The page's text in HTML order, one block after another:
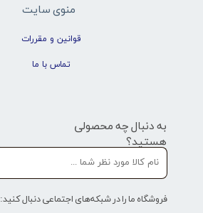
منوی سایت
قوانین و مقررات
تماس با ما
به دنبال چه محصولی
هستید؟
فروشگاه ما را در شبکه‌های اجتماعی دنبال کنید: